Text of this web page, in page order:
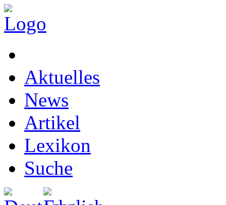
Aktuelles
News
Artikel
Lexikon
Suche